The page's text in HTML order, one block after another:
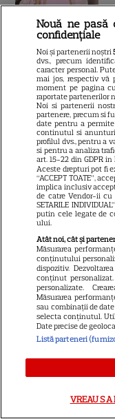
Nouă ne pasă
confidențiale
Noi și partenerii noștri
dvs., precum
caracter personal.
mai jos, respectiv
moment pe pagina
raportate partenerilor
Noi si partenerii
partenere, precum si
date pentru a
continutul si
profilul dvs., pentru a
si pentru a analiza
art. 15-22 din GDPR
Aceste drepturi pot fi
“ACCEPT TOATE”,
implica inclusiv
de catre Vendor-ii cu
SETARILE
putin cele legate de
ului.
Atât noi, cât și
Măsurarea
conținutului
dispozitiv.
conținut
personalizate.
Măsurarea
sau combinații de
selecta conținutul.
Date precise de
Listă parteneri
VREAU SA